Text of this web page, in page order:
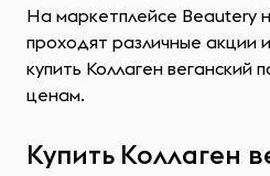
На маркетплейсе Beautery
проходят различные акции
купить Коллаген веганский
ценам.
Купить Коллаген